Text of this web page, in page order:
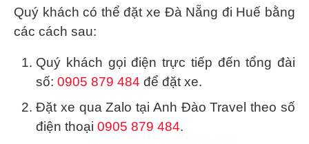
Quý khách có thể đặt xe Đà Nẵng đi Huế bằng
các cách sau:
Quý khách gọi điện trực tiếp đến tổng đài
số: 0905 879 484 để đặt xe.
Đặt xe qua Zalo tại Anh Đào Travel theo số
điện thoại 0905 879 484.